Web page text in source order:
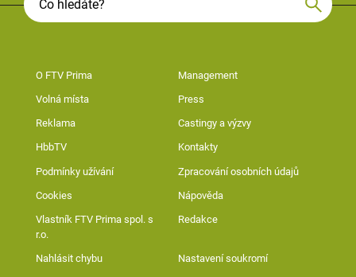
O FTV Prima Management
Volná místa Press
Reklama Castingy a výzvy
HbbTV Kontakty
Podmínky užívání Zpracování osobních údajů
Cookies Nápověda
Vlastník FTV Prima spol. s
r.o.
Redakce
Nahlásit chybu Nastavení soukromí